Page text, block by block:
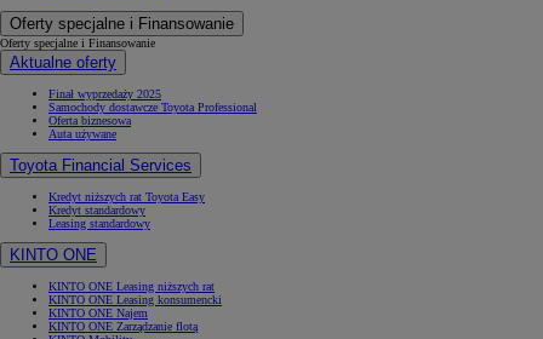
Oferty specjalne i Finansowanie
Oferty specjalne i Finansowanie
Aktualne oferty
Finał wyprzedaży 2025
Samochody dostawcze Toyota Professional
Oferta biznesowa
Auta używane
Toyota Financial Services
Kredyt niższych rat Toyota Easy
Kredyt standardowy
Leasing standardowy
KINTO ONE
KINTO ONE Leasing niższych rat
KINTO ONE Leasing konsumencki
KINTO ONE Najem
KINTO ONE Zarządzanie flotą